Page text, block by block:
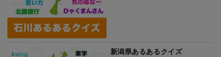
新潟県あるあるクイズ